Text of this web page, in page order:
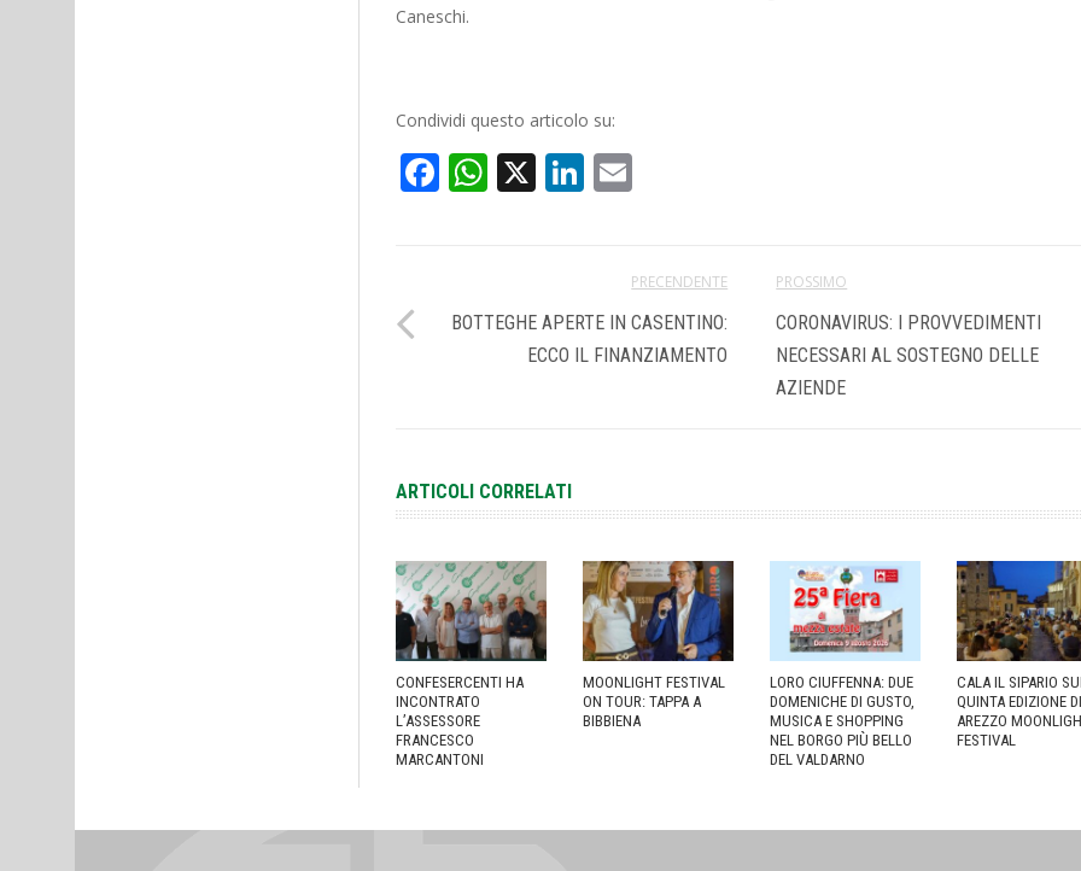
Caneschi.
Condividi questo articolo su:
Facebook
WhatsApp
X LinkedIn
PRECENDENTE
BOTTEGHE APERTE IN CASENTINO:
ECCO IL FINANZIAMENTO
PROSSIMO
CORONAVIRUS: I PROVVEDIMENTI
NECESSARI AL SOSTEGNO DELLE
AZIENDE
ARTICOLI CORRELATI
CONFESERCENTI HA
INCONTRATO
L’ASSESSORE
FRANCESCO
MARCANTONI
MOONLIGHT FESTIVAL
ON TOUR: TAPPA A
BIBBIENA
LORO CIUFFENNA: DUE
DOMENICHE DI GUSTO,
MUSICA E SHOPPING
NEL BORGO PIÙ BELLO
DEL VALDARNO
CALA IL SIPARIO
QUINTA EDIZIONE DI
AREZZO
FESTIVAL